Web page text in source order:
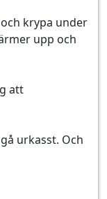
krypa under
upp och
att
urkasst. Och